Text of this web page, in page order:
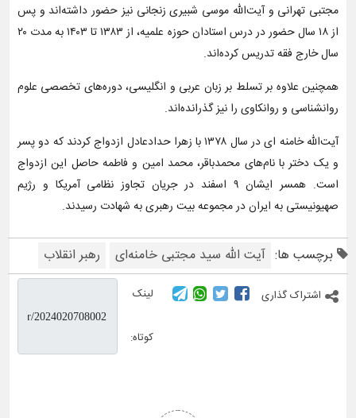
مجتبی تهرانی و آیت‌الله موسی شبیری زنجانی نیز حضور داشته‌اند و پس
از ۱۸ سال حضور در درس استادان حوزه‌ علمیه، از ۱۳۸۳ تا ۱۴۰۳ به مدت ۲۰
سال خارج فقه تدریس کرده‌اند.
همچنین علاوه بر تسلط بر زبان‌ عربی و انگلیسی، دوره‌های تخصصی علوم
روانشناسی و روانکاوی را نیز گذرانده‌اند.
آیت‌الله خامنه ای در سال ۱۳۷۸ با زهرا حدادعادل ازدواج کردند که دو پسر
و یک دختر با نام‌های محمدباقر، محمد امین و فاطمه حاصل این ازدواج
است. همسر ایشان ۹ اسفند در جریان تجاوز نظامی آمریکا و رژیم
صهیونیستی به ایران در مجموعه بیت رهبری به شهادت رسیدند.
برچسب ها: آیت الله سید مجتبی خامنه‌ای رهبر انقلاب
اشتراک گذاری لینک
کوتاه: